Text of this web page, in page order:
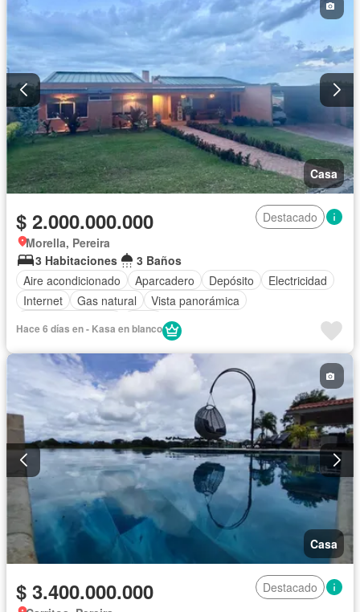
Casa
$ 2.000.000.000
Destacado
Morella, Pereira
3 Habitaciones
3 Baños
Aire acondicionado
Aparcadero Depósito
Electricidad
Internet
Gas natural
Vista panorámica
Hace 6 días en - Kasa en blanco
Casa
$ 3.400.000.000
Destacado